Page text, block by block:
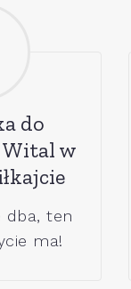
do
w
dba, ten
ma!